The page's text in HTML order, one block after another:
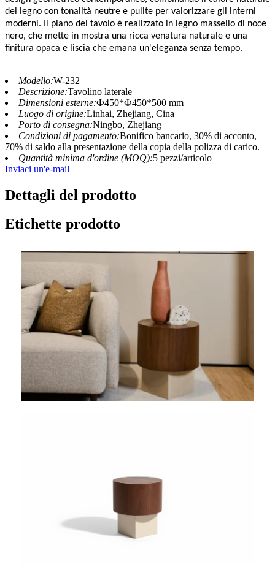
del legno con tonalità neutre e pulite per valorizzare gli interni
moderni. Il piano del tavolo è realizzato in legno massello di noce
nero, che mette in mostra una ricca venatura naturale e una
finitura opaca e liscia che emana un'eleganza senza tempo.
Modello:W-232
Descrizione:Tavolino laterale
Dimensioni esterne:Ф450*Ф450*500 mm
Luogo di origine:Linhai, Zhejiang, Cina
Porto di consegna:Ningbo, Zhejiang
Condizioni di pagamento:Bonifico bancario, 30% di acconto,
70% di saldo alla presentazione della copia della polizza di carico.
Quantità minima d'ordine (MOQ):5 pezzi/articolo
Inviaci un'e-mail
Dettagli del prodotto
Etichette prodotto